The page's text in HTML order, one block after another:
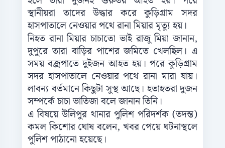
স্থানীয়রা তাদের উদ্ধার করে কুড়িগ্রাম সদর
হাসপাতালে নেওয়ার পথে রানা মিয়ার মৃত্যু হয়।
নিহত রানা মিয়ার চাচাতো ভাই রাজু মিয়া জানান,
দুপুরে তারা বাড়ির পাশের জমিতে খেলছিল। এ
সময় বজ্রপাতে দুইজন আহত হয়। পরে কুড়িগ্রাম
সদর হাসপাতালে নেওয়ার পথে রানা মারা যায়।
লাবন্য বর্তমানে কিছুটা সুস্থ আছে। হতাহতরা দুজন
সম্প‌র্কে চাচা ভা‌তিজা ব‌লে জানান তি‌নি।
এ বিষয়ে উলিপুর থানার পুলিশ পরিদর্শক (তদন্ত)
কমল কিশোর ঘোষ বলেন, খবর পেয়ে ঘটনাস্থলে
পুলিশ পাঠানো হয়েছে।